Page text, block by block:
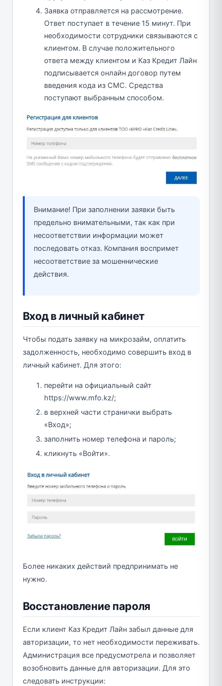
Заявка отправляется на рассмотрение.
Ответ поступает в течение 15 минут. При
необходимости сотрудники связываются с
клиентом. В случае положительного
ответа между клиентом и Каз Кредит Лайн
подписывается онлайн договор путем
введения кода из СМС. Средства
поступают выбранным способом.
Внимание! При заполнении заявки быть
предельно внимательными, так как при
несоответствии информации может
последовать отказ. Компания воспримет
несоответствие за мошеннические
действия.
Вход в личный кабинет
Чтобы подать заявку на микрозайм, оплатить
задолженность, необходимо совершить вход в
личный кабинет. Для этого:
перейти на официальный сайт
https://www.mfo.kz/;
в верхней части странички выбрать
«Вход»;
заполнить номер телефона и пароль;
кликнуть «Войти».
Более никаких действий предпринимать не
нужно.
Восстановление пароля
Если клиент Каз Кредит Лайн забыл данные для
авторизации, то нет необходимости переживать.
Администрация все предусмотрела и позволяет
возобновить данные для авторизации. Для это
следовать инструкции: